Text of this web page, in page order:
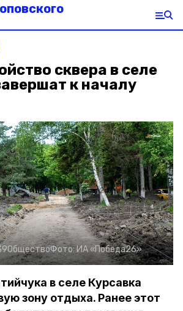
сквера в селе
к началу
ОбществоФото:ИА «Победа26»
в селе Курсавка
зону отдыха. Ранее этот